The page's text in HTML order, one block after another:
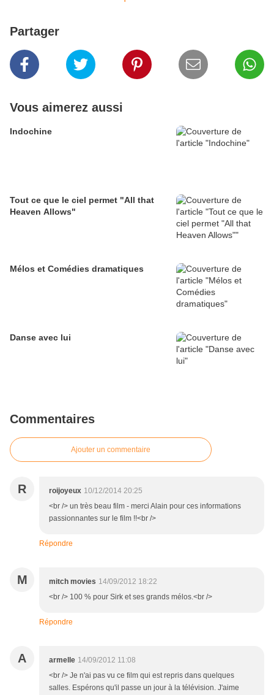
Partager
Vous aimerez aussi
Indochine
Tout ce que le ciel permet "All that
Heaven Allows"
Mélos et Comédies dramatiques
Danse avec lui
Commentaires
Ajouter un commentaire
R roijoyeux 10/12/2014 20:25
<br /> un très beau film - merci Alain pour ces informations
passionnantes sur le film !!<br />
Répondre
M mitch movies 14/09/2012 18:22
<br /> 100 % pour Sirk et ses grands mélos.<br />
Répondre
A armelle 14/09/2012 11:08
<br /> Je n'ai pas vu ce film qui est repris dans quelques
salles. Espérons qu'il passe un jour à la télévision. J'aime